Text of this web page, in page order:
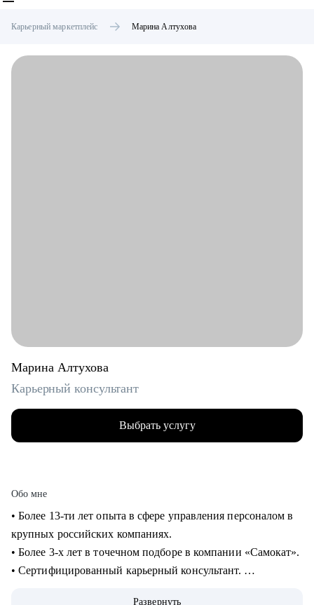
Карьерный маркетплейс Марина Алтухова
Марина Алтухова
Карьерный консультант
Выбрать услугу
Обо мне
• Более 13-ти лет опыта в сфере управления персоналом в
крупных российских компаниях.
• Более 3-х лет в точечном подборе в компании «Самокат».
• Сертифицированный карьерный консультант.
Развернуть